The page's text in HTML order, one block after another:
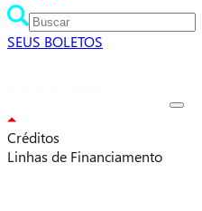
SEUS BOLETOS
Créditos
Linhas de Financiamento